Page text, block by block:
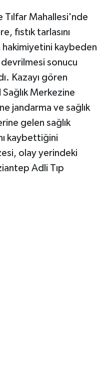
Tılfar Mahallesi'nde
fıstık tarlasını
kaybeden
sonucu
Kazayı gören
Sağlık Merkezine
jandarma ve sağlık
gelen sağlık
kaybettiğini
olay yerindeki
Adli Tıp